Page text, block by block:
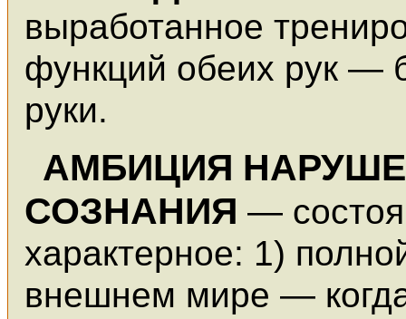
выработанное
функций обеих рук —
руки.
АМБИЦИЯ
СОЗНАНИЯ—
характерное: 1)
внешнем мире —